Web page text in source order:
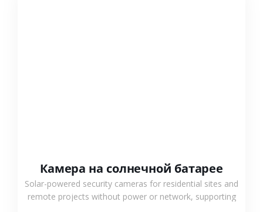
Камера на солнечной батарее
Solar-powered security cameras for residential sites and
remote projects without power or network, supporting